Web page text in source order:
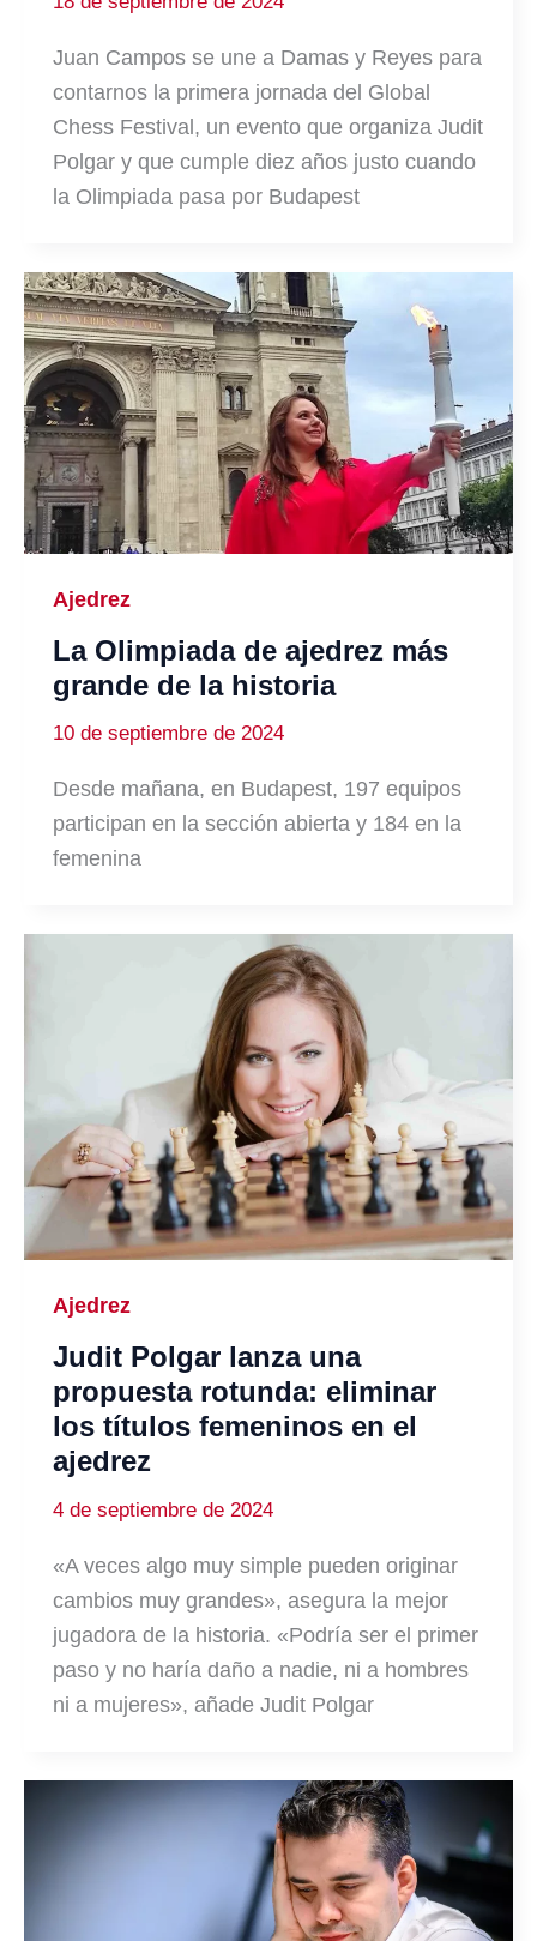
Juan Campos se une a Damas y Reyes para
contarnos la primera jornada del Global
Chess Festival, un evento que organiza Judit
Polgar y que cumple diez años justo cuando
la Olimpiada pasa por Budapest
Ajedrez
La Olimpiada de ajedrez más
grande de la historia
10 de septiembre de 2024
Desde mañana, en Budapest, 197 equipos
participan en la sección abierta y 184 en la
femenina
Ajedrez
Judit Polgar lanza una
propuesta rotunda: eliminar
los títulos femeninos en el
ajedrez
4 de septiembre de 2024
«A veces algo muy simple pueden originar
cambios muy grandes», asegura la mejor
jugadora de la historia. «Podría ser el primer
paso y no haría daño a nadie, ni a hombres
ni a mujeres», añade Judit Polgar